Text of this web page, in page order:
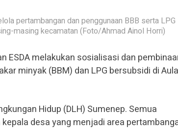
pertambangan dan penggunaan BBB serta LPG
masing kecamatan (Foto/Ahmad Ainol Horri)
ESDA melakukan sosialisasi dan
minyak (BBM) dan LPG bersubsidi di Aula
Hidup (DLH) Sumenep. Semua
desa yang menjadi area